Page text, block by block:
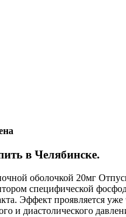
в Челябинске.
оболочкой 20мг
специфической
Эффект проявляется
и диастолического